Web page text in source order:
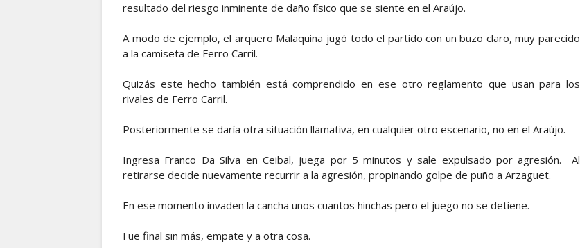
resultado del riesgo inminente de daño físico que se siente en el Araújo.
A modo de ejemplo, el arquero Malaquina jugó todo el partido con un buzo claro, muy parecido
a la camiseta de Ferro Carril.
Quizás este hecho también está comprendido en ese otro reglamento que usan para los
rivales de Ferro Carril.
Posteriormente se daría otra situación llamativa, en cualquier otro escenario, no en el Araújo.
Ingresa Franco Da Silva en Ceibal, juega por 5 minutos y sale expulsado por agresión. Al
retirarse decide nuevamente recurrir a la agresión, propinando golpe de puño a Arzaguet.
En ese momento invaden la cancha unos cuantos hinchas pero el juego no se detiene.
Fue final sin más, empate y a otra cosa.